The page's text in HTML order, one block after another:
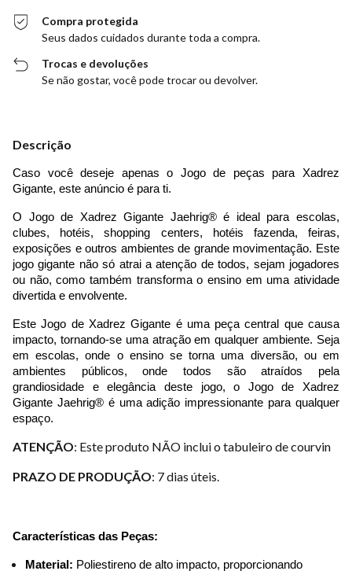
Compra protegida
Seus dados cuidados durante toda a compra.
Trocas e devoluções
Se não gostar, você pode trocar ou devolver.
Descrição
Caso você deseje apenas o Jogo de peças para Xadrez
Gigante, este anúncio é para ti.
O Jogo de Xadrez Gigante Jaehrig® é ideal para escolas,
clubes, hotéis, shopping centers, hotéis fazenda, feiras,
exposições e outros ambientes de grande movimentação. Este
jogo gigante não só atrai a atenção de todos, sejam jogadores
ou não, como também transforma o ensino em uma atividade
divertida e envolvente.
Este Jogo de Xadrez Gigante é uma peça central que causa
impacto, tornando-se uma atração em qualquer ambiente. Seja
em escolas, onde o ensino se torna uma diversão, ou em
ambientes públicos, onde todos são atraídos pela
grandiosidade e elegância deste jogo, o Jogo de Xadrez
Gigante Jaehrig® é uma adição impressionante para qualquer
espaço.
ATENÇÃO: Este produto NÃO inclui o tabuleiro de courvin
PRAZO DE PRODUÇÃO: 7 dias úteis.
Características das Peças:
Material: Poliestireno de alto impacto, proporcionando